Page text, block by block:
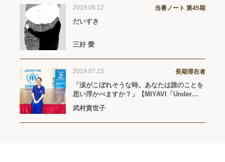
2019.06.12 当番ノート 第45期
だいすき
三好 愛
2019.07.15 長期滞在者
「涙がこぼれそうな時。あなたは誰のことを
思い浮かべますか？」【MIYAVI「Under
The Same Sky」（2019年7月24日リリー
ス）】
武村貴世子